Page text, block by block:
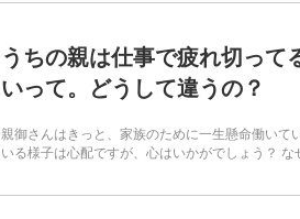
うちの親は仕事で疲れ切って
いって。どうして違うの？
親御さんはきっと、家族のために一生懸命働いて
いる様子は心配ですが、心はいかがでしょう？ な